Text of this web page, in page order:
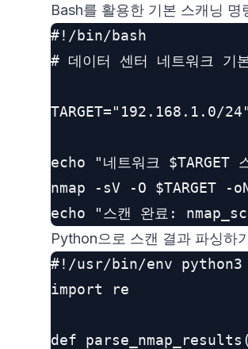
Bash를 활용한 기본 스캐닝 명
#!/bin/bash
# 데이터 센터 네트워크 기
TARGET="192.168.1.0/24"
echo "네트워크 $TARGET
nmap -sV -O $TARGET
Python으로 스캔 결과 파싱하
#!/usr/bin/env python3
import re
def